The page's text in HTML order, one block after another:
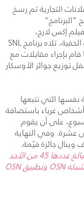
التجارية ثم رسخ
"البرنامج"
إكس لارج،
تلاه برنامجSNL
قام بإجراء مقابلات مع
توزيع جوائز الأوسكار
نفسها التي تتبعها
أشخاص غرباء باستضافة
على أن يقوم
عشرة. وفي النهاية
جائزة قيّمة.
البالغ عددها 45 من الأحد
OSNوتطبيقOSN